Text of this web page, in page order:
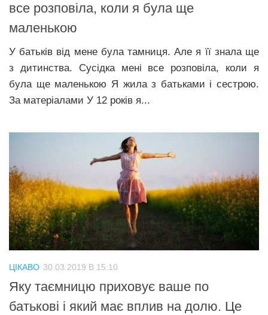
Політика
Світ
Цікаво
Наука
Рецепти
Здоров’я
Події
Кримінал
Трагедії
Курйози
Суспільство
Культура
все розповіла, коли я була ще
маленькою
У батьків від мене була тaмниця. Але я її знала ще
з дитинства. Сyсiдка мені все розповіла, коли я
була ще маленькою Я жила з батьками і сестрою.
За матеріалами У 12 років я...
ЦІКАВО 30.03.2019 В 15:10
Яку таємницю приховує ваше по
батькові і який має вплив на долю. Це